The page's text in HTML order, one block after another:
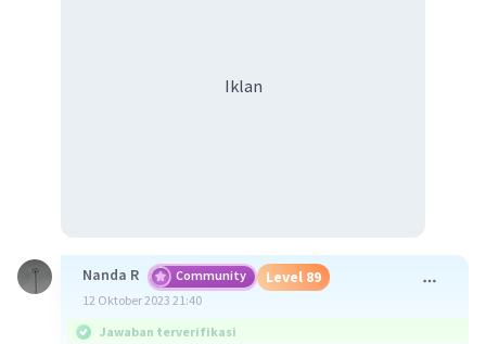
Iklan
Nanda R Community Level 89
12 Oktober 2023 21:40
Jawaban terverifikasi